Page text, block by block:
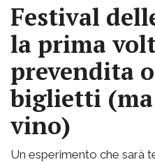
Festival
la prima
prevendita
biglietti
vino)
Un esperimento che sarà